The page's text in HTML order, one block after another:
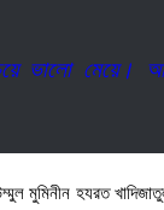
ভালো মেয়ে।
মুমিনীন হযরত